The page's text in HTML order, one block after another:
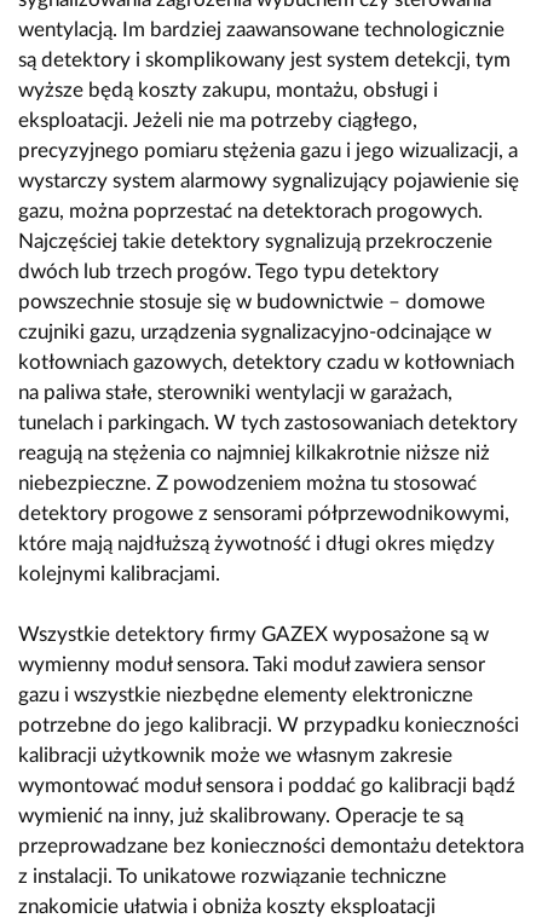
wentylacją. Im bardziej zaawansowane technologicznie
są detektory i skomplikowany jest system detekcji, tym
wyższe będą koszty zakupu, montażu, obsługi i
eksploatacji. Jeżeli nie ma potrzeby ciągłego,
precyzyjnego pomiaru stężenia gazu i jego wizualizacji, a
wystarczy system alarmowy sygnalizujący pojawienie się
gazu, można poprzestać na detektorach progowych.
Najczęściej takie detektory sygnalizują przekroczenie
dwóch lub trzech progów. Tego typu detektory
powszechnie stosuje się w budownictwie – domowe
czujniki gazu, urządzenia sygnalizacyjno-odcinające w
kotłowniach gazowych, detektory czadu w kotłowniach
na paliwa stałe, sterowniki wentylacji w garażach,
tunelach i parkingach. W tych zastosowaniach detektory
reagują na stężenia co najmniej kilkakrotnie niższe niż
niebezpieczne. Z powodzeniem można tu stosować
detektory progowe z sensorami półprzewodnikowymi,
które mają najdłuższą żywotność i długi okres między
kolejnymi kalibracjami.
Wszystkie detektory firmy GAZEX wyposażone są w
wymienny moduł sensora. Taki moduł zawiera sensor
gazu i wszystkie niezbędne elementy elektroniczne
potrzebne do jego kalibracji. W przypadku konieczności
kalibracji użytkownik może we własnym zakresie
wymontować moduł sensora i poddać go kalibracji bądź
wymienić na inny, już skalibrowany. Operacje te są
przeprowadzane bez konieczności demontażu detektora
z instalacji. To unikatowe rozwiązanie techniczne
znakomicie ułatwia i obniża koszty eksploatacji